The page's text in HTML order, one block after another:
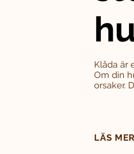
Klåda är
Om din
orsaker.
LÄS MER